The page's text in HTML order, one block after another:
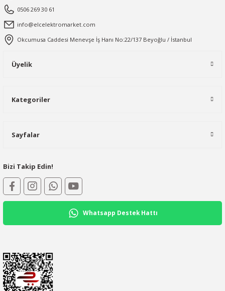
0506 269 30 61
info@elcelektromarket.com
Okcumusa Caddesi Menevşe İş Hanı No:22/137 Beyoğlu / İstanbul
Üyelik
Kategoriler
Sayfalar
Bizi Takip Edin!
Whatsapp Destek Hattı